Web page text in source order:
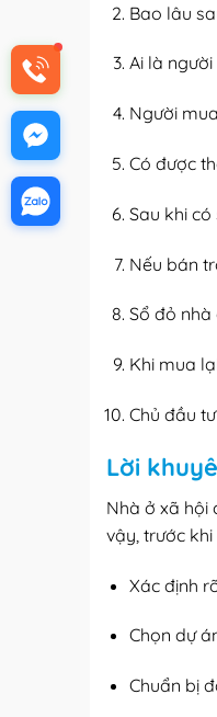
Bao lâu
Ai là
Người
Có được
Sau khi
Nếu bán
Sổ đỏ
Khi mua
Chủ đầu
Lời
Nhà ở xã hội
vậy, trước
Xác định
Chọn dự
Chuẩn bị